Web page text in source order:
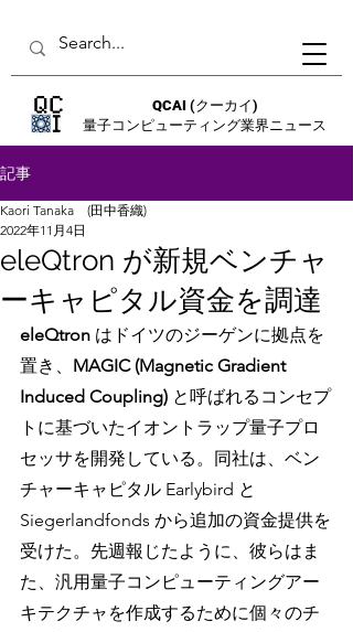
QCAI (クーカイ)
量子コンピューティング業界ニュース
記事
eleQtron が新規ベンチャ
ーキャピタル資金を調達
Kaori Tanaka (田中香織)
2022年11月4日
eleQtron はドイツのジーゲンに拠点を
置き、 MAGIC (Magnetic Gradient
Induced Coupling) と呼ばれるコンセプ
トに基づいたイオントラップ量子プロ
セッサを開発している。同社は、ベン
チャーキャピタル Earlybird と
Siegerlandfonds から追加の資金提供を
受けた。先週報じたように、彼らはま
た、汎用量子コンピューティングアー
キテクチャを作成するために個々のチ